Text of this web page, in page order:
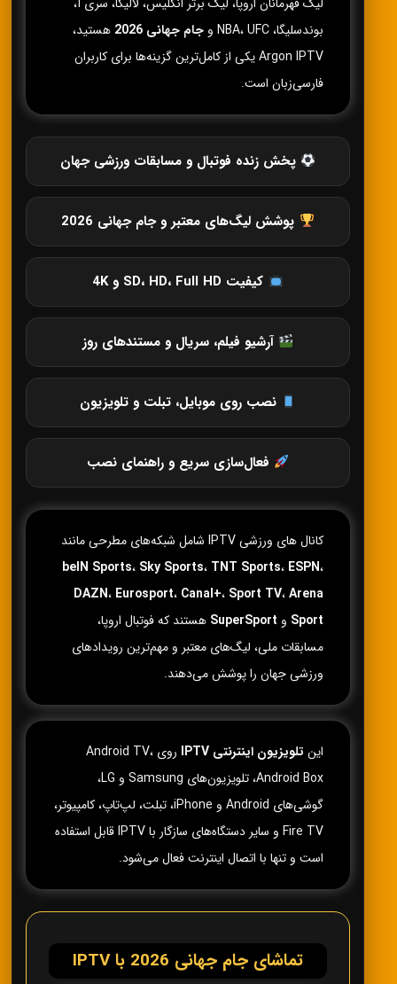
بوندسلیگا، NBA، UFC و
جام جهانی 2026
هستید،
Argon IPTV یکی از کامل‌ترین گزینه‌ها برای کاربران
فارسی‌زبان است.
پخش زنده فوتبال و مسابقات ورزشی جهان
پوشش لیگ‌های معتبر و جام جهانی 2026
کیفیت SD، HD، Full HD و 4K
آرشیو فیلم، سریال و مستندهای روز
نصب روی موبایل، تبلت و تلویزیون
فعال‌سازی سریع و راهنمای نصب
کانال های ورزشی IPTV شامل شبکه‌های مطرحی مانند
beIN Sports، Sky Sports، TNT Sports، ESPN،
DAZN، Eurosport، Canal+، Sport TV،Arena
Sport و SuperSport هستند که فوتبال اروپا،
مسابقات ملی، لیگ‌های معتبر و مهم‌ترین رویدادهای
ورزشی جهان را پوشش می‌دهند.
این تلویزیون اینترنتی IPTV
روی Android TV،
Android Box، تلویزیون‌های Samsung و LG،
گوشی‌های Android و iPhone، تبلت، لپ‌تاپ، کامپیوتر،
Fire TV و سایر دستگاه‌های سازگار با IPTV قابل استفاده
است و تنها با اتصال اینترنت فعال می‌شود.
تماشای جام جهانی 2026 با IPTV